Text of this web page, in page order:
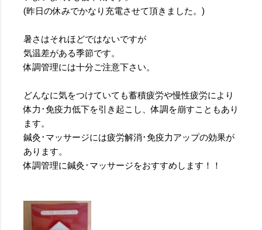
(昨日の休みでかなり充電させて頂きました。)
暑さはそれほどではないですが
気温差がある季節です。
体調管理には十分ご注意下さい。
どんなに気をつけていても蓄積疲労や慢性疲労により
体力･免疫力低下を引き起こし、体調を崩すこともあり
ます。
鍼灸･マッサージには疲労解消･免疫力アップの効果が
あります。
体調管理に鍼灸･マッサージをおすすめします！！